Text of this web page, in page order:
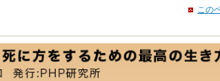
この